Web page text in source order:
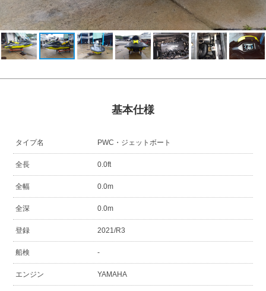
基本仕様
タイプ名 PWC・ジェットボート
全長 0.0ft
全幅 0.0m
全深 0.0m
登録 2021/R3
船検 -
エンジン YAMAHA